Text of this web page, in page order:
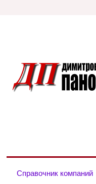
Справочник компаний